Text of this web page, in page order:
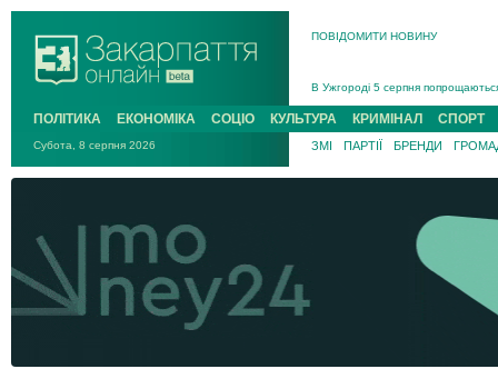
ПОВІДОМИТИ НОВИНУ
Інструктора районного ТЦК на
На війні з рф поліг військовий з
На Хустщині внаслідок ДТП за
ПОЛІТИКА ЕКОНОМІКА СОЦІО КУЛЬТУРА КРИМІНАЛ СПОРТ
Субота, 8 серпня 2026 ЗМІ ПАРТІЇ БРЕНДИ